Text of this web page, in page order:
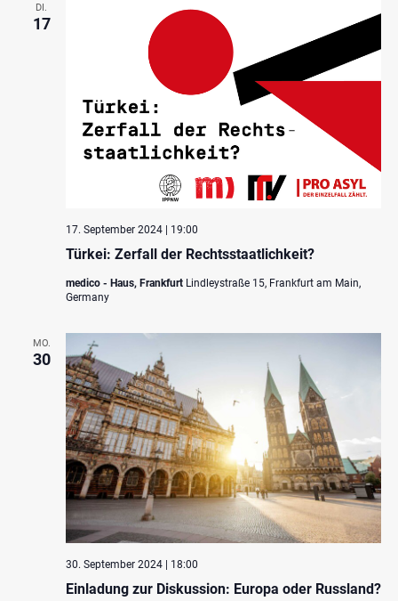
DI.
17
Türkei: Zerfall der Rechtsstaatlichkeit?
17. September 2024 | 19:00
medico - Haus, Frankfurt Lindleystraße 15, Frankfurt am Main,
Germany
MO.
30
Einladung zur Diskussion: Europa oder Russland?
30. September 2024 | 18:00